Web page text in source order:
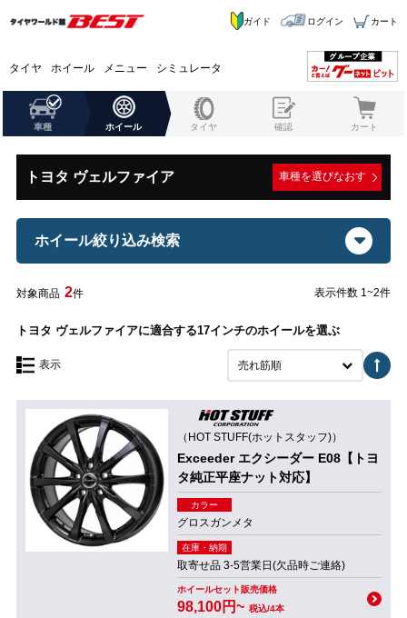
タイヤ ホイール メニュー シミュレータ
ガイド ログイン カート
車種 ホイール タイヤ 確認 カート
トヨタ ヴェルファイア 車種を選びなおす
ホイール絞り込み検索
対象商品 2件 表示件数 1~2件
トヨタ ヴェルファイアに適合する17インチのホイールを選ぶ
表示 売れ筋順
（HOT STUFF(ホットスタッフ)）
Exceeder エクシーダー E08【トヨ
タ純正平座ナット対応】
カラー
グロスガンメタ
在庫・納期
取寄せ品 3-5営業日(欠品時ご連絡)
ホイールセット販売価格
98,100円~ 税込/4本